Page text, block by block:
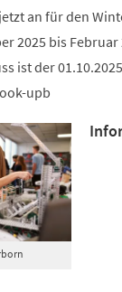
an für den
2025 bis Februar
ist der
upb